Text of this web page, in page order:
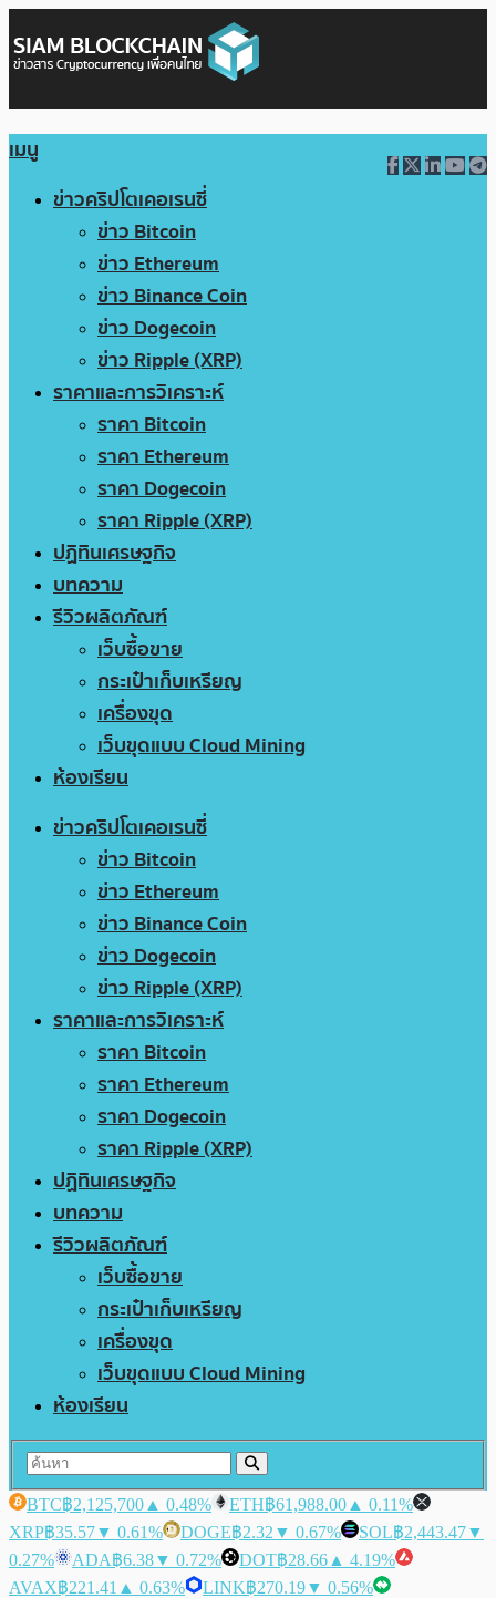
เมนู
ข่าวคริปโตเคอเรนซี่
ข่าว Bitcoin
ข่าว Ethereum
ข่าว Binance Coin
ข่าว Dogecoin
ข่าว Ripple (XRP)
ราคาและการวิเคราะห์
ราคา Bitcoin
ราคา Ethereum
ราคา Dogecoin
ราคา Ripple (XRP)
ปฏิทินเศรษฐกิจ
บทความ
รีวิวผลิตภัณฑ์
เว็บซื้อขาย
กระเป๋าเก็บเหรียญ
เครื่องขุด
เว็บขุดแบบ Cloud Mining
ห้องเรียน
ข่าวคริปโตเคอเรนซี่
ข่าว Bitcoin
ข่าว Ethereum
ข่าว Binance Coin
ข่าว Dogecoin
ข่าว Ripple (XRP)
ราคาและการวิเคราะห์
ราคา Bitcoin
ราคา Ethereum
ราคา Dogecoin
ราคา Ripple (XRP)
ปฏิทินเศรษฐกิจ
บทความ
รีวิวผลิตภัณฑ์
เว็บซื้อขาย
กระเป๋าเก็บเหรียญ
เครื่องขุด
เว็บขุดแบบ Cloud Mining
ห้องเรียน
BTC฿2,125,700 ▲ 0.48% ETH฿61,988.00 ▲ 0.11%
XRP฿35.57▼ 0.61% DOGE฿2.32 ▼ 0.67% SOL฿2,443.47▼
0.27%
ADA฿6.38▼ 0.72% DOT฿28.66 ▲ 4.19%
AVAX฿221.41 ▲ 0.63% LINK฿270.19▼ 0.56%